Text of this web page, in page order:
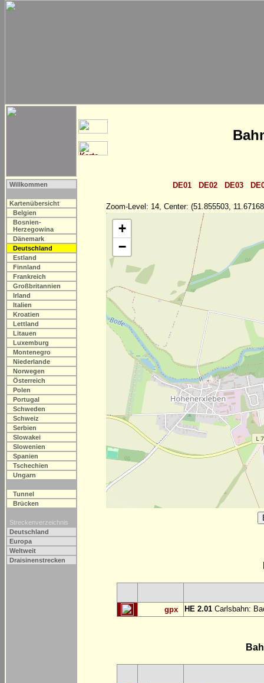
Willkommen
Kartenübersicht
Belgien
Bosnien-
Herzegowina
Dänemark
Deutschland
Estland
Finnland
Frankreich
Großbritannien
Irland
Italien
Kroatien
Lettland
Litauen
Luxemburg
Montenegro
Niederlande
Norwegen
Österreich
Polen
Portugal
Schweden
Schweiz
Serbien
Slowakei
Slowenien
Spanien
Tschechien
Ungarn
Tunnel
Brücken
Streckenverzeichnis
Deutschland
Europa
Weltweit
Draisinenstrecken
DE01 DE02 DE03
Zoom-Level: 14, Center: (51.855503,
+
−
gpx HE 2.01 Carlsbahn: